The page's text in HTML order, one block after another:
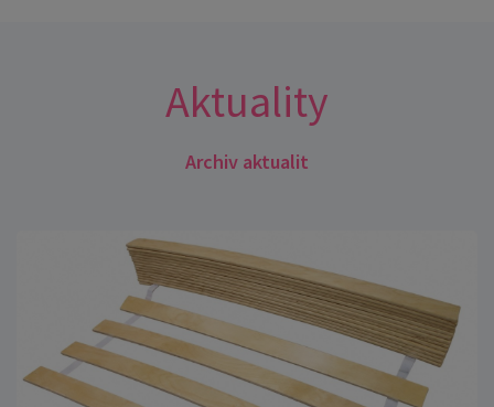
Aktuality
Archiv aktualit